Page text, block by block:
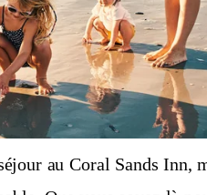
au Coral Sands Inn,